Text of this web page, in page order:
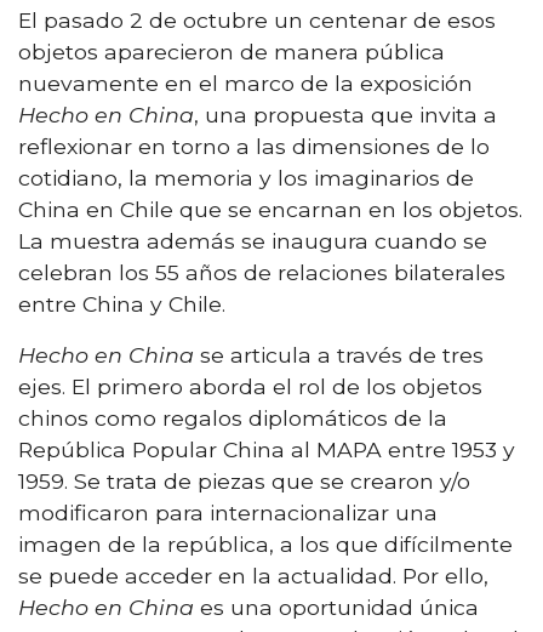
El pasado 2 de octubre un centenar de esos
objetos aparecieron de manera pública
nuevamente en el marco de la exposición
Hecho en China, una propuesta que invita a
reflexionar en torno a las dimensiones de lo
cotidiano, la memoria y los imaginarios de
China en Chile que se encarnan en los objetos.
La muestra además se inaugura cuando se
celebran los 55 años de relaciones bilaterales
entre China y Chile.
Hecho en China se articula a través de tres
ejes. El primero aborda el rol de los objetos
chinos como regalos diplomáticos de la
República Popular China al MAPA entre 1953 y
1959. Se trata de piezas que se crearon y/o
modificaron para internacionalizar una
imagen de la república, a los que difícilmente
se puede acceder en la actualidad. Por ello,
Hecho en China es una oportunidad única